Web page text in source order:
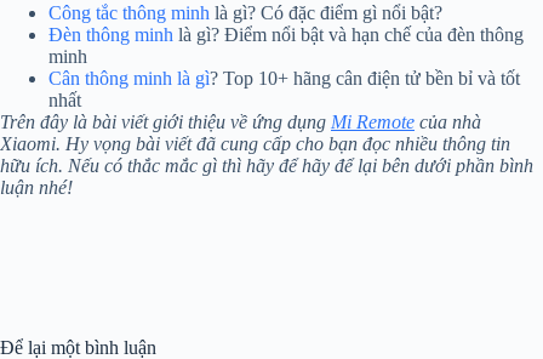
Công tắc thông minh là gì? Có đặc điểm gì nổi bật?
Đèn thông minh là gì? Điểm nổi bật và hạn chế của đèn thông
minh
Cân thông minh là gì? Top 10+ hãng cân điện tử bền bỉ và tốt
nhất
Trên đây là bài viết giới thiệu về ứng dụng Mi Remote của nhà
Xiaomi. Hy vọng bài viết đã cung cấp cho bạn đọc nhiều thông tin
hữu ích. Nếu có thắc mắc gì thì hãy để hãy để lại bên dưới phần bình
luận nhé!
Để lại một bình luận